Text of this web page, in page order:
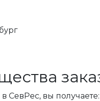
СевРес, вы получаете: